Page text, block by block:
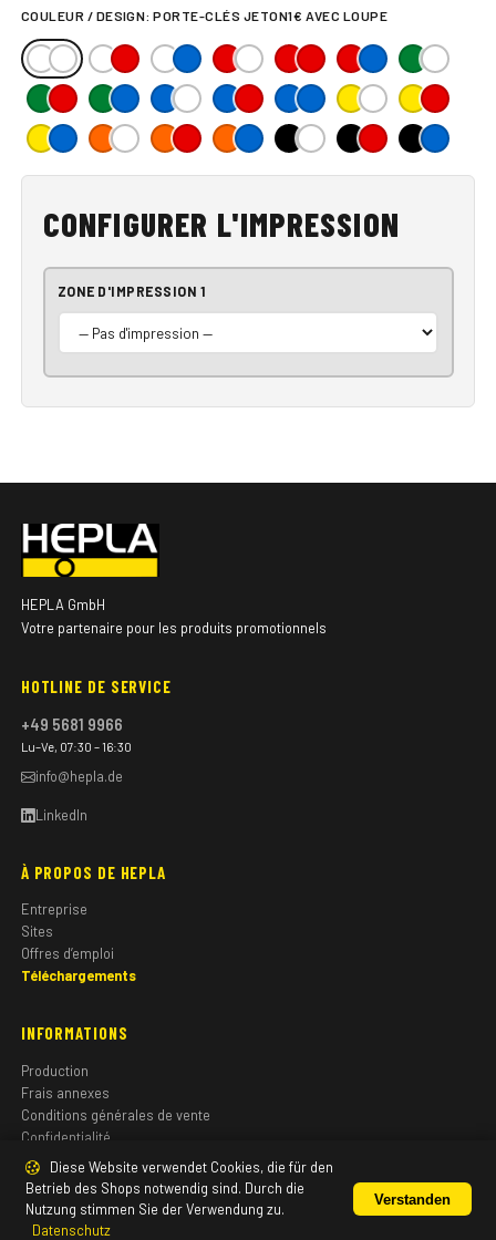
COULEUR / DESIGN:PORTE-CLÉS JETON1€ AVEC LOUPE
CONFIGURER L'IMPRESSION
ZONE D'IMPRESSION 1
HEPLA GmbH
Votre partenaire pour les produits promotionnels
HOTLINE DE SERVICE
+49 5681 9966
Lu–Ve, 07:30 – 16:30
info@hepla.de
LinkedIn
À PROPOS DE HEPLA
Entreprise
Sites
Offres d’emploi
Téléchargements
INFORMATIONS
Production
Frais annexes
Conditions générales de vente
Confidentialité
Mentions légales
Diese Website verwendet Cookies, die für den
Betrieb des Shops notwendig sind. Durch die
Nutzung stimmen Sie der Verwendung zu.
Datenschutz
Verstanden